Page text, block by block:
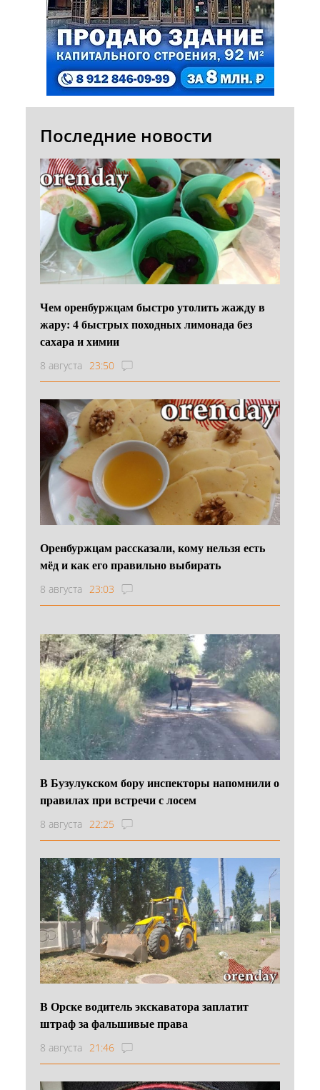
Последние новости
Чем оренбуржцам быстро утолить жажду в
жару: 4 быстрых походных лимонада без
сахара и химии
8 августа 23:50
Оренбуржцам рассказали, кому нельзя есть
мёд и как его правильно выбирать
8 августа 23:03
В Бузулукском бору инспекторы напомнили о
правилах при встречи с лосем
8 августа 22:25
В Орске водитель экскаватора заплатит
штраф за фальшивые права
8 августа 21:46